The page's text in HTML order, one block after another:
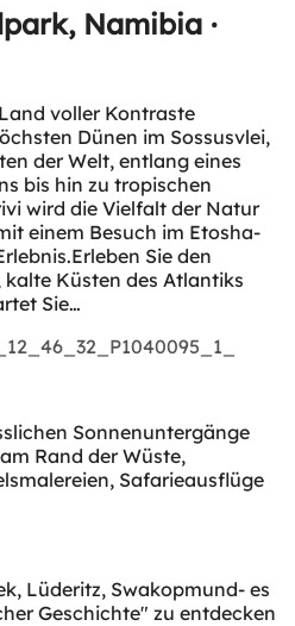
Namibia ·
voller Kontraste
Dünen im Sossusvlei,
der Welt, entlang eines
bis hin zu tropischen
wird die Vielfalt der Natur
einem Besuch im Etosha-
Sie den
Küsten des Atlantiks
Sie…
Sonnenuntergänge
Rand der Wüste,
Safarieausflüge
Lüderitz, Swakopmund- es
Geschichte" zu entdecken